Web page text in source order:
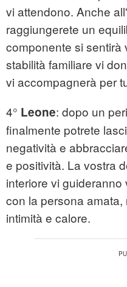
vi attendono. Anche
raggiungerete un
componente si sentirà
stabilità familiare vi
vi accompagnerà per
4° Leone: dopo un
finalmente potrete
negatività e
e positività. La vostra
interiore vi
con la persona
intimità e calore.